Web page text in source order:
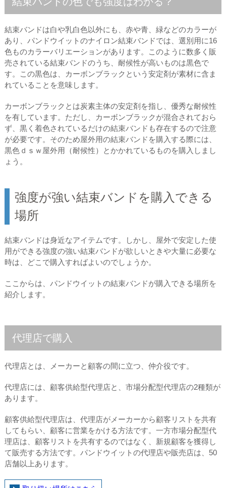
結束バンドは白や乳白色以外にも、赤や青、緑などのカラーが
あり、パンドウイットのナイロン結束バンドでは、選別用に16
色ものカラーバリエーションがあります。このように数多く販
売されている結束バンドのうち、耐候性が高いものは黒色で
す。この黒色は、カーボンブラックという安定剤が素材に含ま
れていることを意味します。
カーボンブラックとは炭素主体の安定剤を指し、優秀な耐候性
を有しています。ただし、カーボンブラックが混合されておら
ず、黒く着色されているだけの結束バンドも存在するので注意
が必要です。そのため屋外用の結束バンドを購入する際には、
黒色ｄｓｗ屋外用（耐候性）とかかれているものを購入しまし
ょう。
強度が強い結束バンドを購入できる
場所
結束バンドは身近なアイテムです。しかし、屋外で安定した使
用ができる強度の強い結束バンドが欲しいときや大量に必要な
時は、どこで購入すればよいのでしょうか。
ここからは、パンドウイットの結束バンドが購入できる場所を
紹介します。
代理店で購入
代理店とは、メーカーと顧客の間に立つ、仲介役です。
代理店には、顧客供給型代理店と、市場分配型代理店の2種類が
あります。
顧客供給型代理店は、代理店がメーカーから顧客リストを共有
してもらい、顧客に営業をかける方法です。一方市場分配型代
理店は、顧客リストを共有するのではなく、新規顧客を獲得し
て販売する方法です。パンドウイットの代理店や販売店は、50
店舗以上あります。